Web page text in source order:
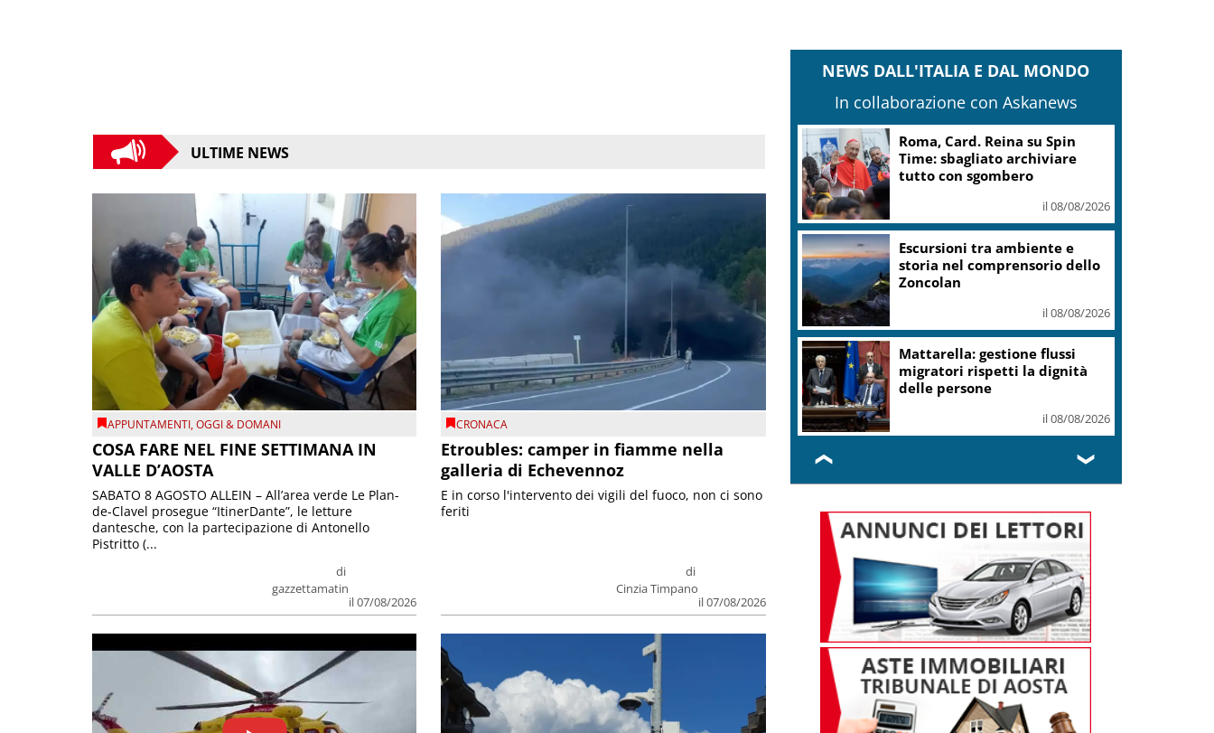
ULTIME NEWS
APPUNTAMENTI,OGGI & DOMANI
COSA FARE NEL FINE SETTIMANA IN
VALLE D’AOSTA
di
gazzettamatin
il 07/08/2026
SABATO 8 AGOSTO ALLEIN – All’area verde Le Plan-
de-Clavel prosegue “ItinerDante”, le letture
dantesche, con la partecipazione di Antonello
Pistritto (...
CRONACA
Etroubles: camper in fiamme nella
galleria di Echevennoz
di
Cinzia Timpano
il 07/08/2026
E in corso l'intervento dei vigili del fuoco, non ci sono
feriti
NEWS DALL'ITALIA E DAL MONDO
In collaborazione con Askanews
Roma, Card. Reina su Spin
Time: sbagliato archiviare
tutto con sgombero
il 08/08/2026
Escursioni tra ambiente e
storia nel comprensorio dello
Zoncolan
il 08/08/2026
Mattarella: gestione flussi
migratori rispetti la dignità
delle persone
il 08/08/2026
❮ ❯